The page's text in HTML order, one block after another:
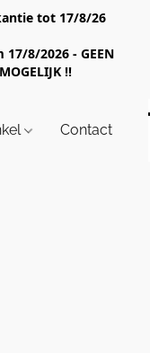
tot 17/8/26
17/8/2026 - GEEN
!!
Contact